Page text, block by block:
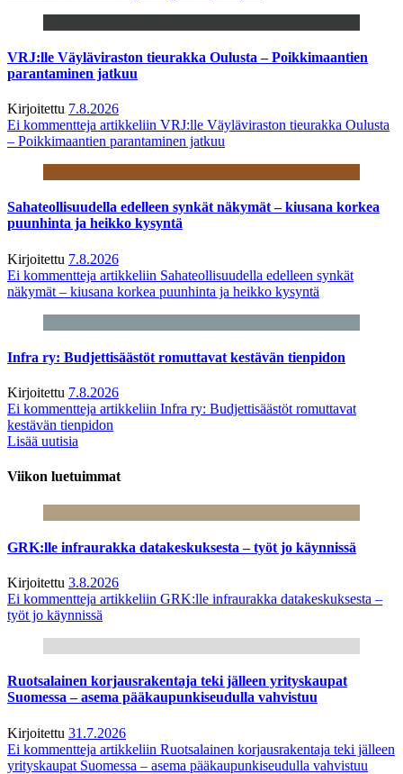
VRJ:lle Väyläviraston tieurakka Oulusta – Poikkimaantien
parantaminen jatkuu
Kirjoitettu 7.8.2026
Ei kommentteja artikkeliin VRJ:lle Väyläviraston tieurakka Oulusta
– Poikkimaantien parantaminen jatkuu
Sahateollisuudella edelleen synkät näkymät – kiusana korkea
puunhinta ja heikko kysyntä
Kirjoitettu 7.8.2026
Ei kommentteja artikkeliin Sahateollisuudella edelleen synkät
näkymät – kiusana korkea puunhinta ja heikko kysyntä
Infra ry: Budjettisäästöt romuttavat kestävän tienpidon
Kirjoitettu 7.8.2026
Ei kommentteja artikkeliin Infra ry: Budjettisäästöt romuttavat
kestävän tienpidon
Lisää uutisia
Viikon luetuimmat
GRK:lle infraurakka datakeskuksesta – työt jo käynnissä
Kirjoitettu 3.8.2026
Ei kommentteja artikkeliin GRK:lle infraurakka datakeskuksesta –
työt jo käynnissä
Ruotsalainen korjausrakentaja teki jälleen yrityskaupat
Suomessa – asema pääkaupunkiseudulla vahvistuu
Kirjoitettu 31.7.2026
Ei kommentteja artikkeliin Ruotsalainen korjausrakentaja teki jälleen
yrityskaupat Suomessa – asema pääkaupunkiseudulla vahvistuu